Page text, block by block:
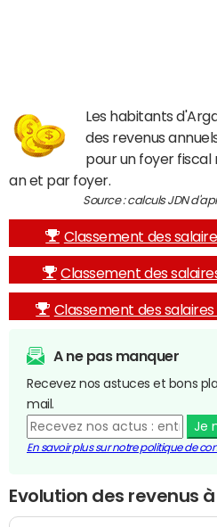
Les habitants
des revenus
pour un foyer fiscal
an et par foyer.
Source : calculs JDN
Classement des
Classement des
Classement des
A ne pas manquer
Recevez nos astuces et bons
mail.
Je
En savoir plus sur notre politique de
Evolution des revenus